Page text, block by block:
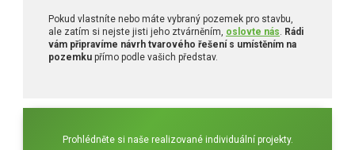
Seznam úkolů: Co udělat okolo domu na podzim
Jak na nás působí barvy v interiéru?
Výhody a nevýhody bungalovů do L
RD Černá U Bohdanče
RD Nové Dvory
RD Mariánovice
RD Říčany
Nezávislý stavební dozor Pavel Šimek
Ohlasy od našich klientů
Pokud vlastníte nebo máte vybraný pozemek pro stavbu,
ale zatím si nejste jisti jeho ztvárněním, oslovte nás. Rádi
vám připravíme návrh tvarového řešení s umístěním na
pozemku přímo podle vašich představ.
Prohlédněte si naše realizované individuální projekty.